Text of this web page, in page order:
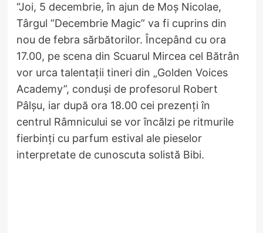
“Joi, 5 decembrie, în ajun de Moș Nicolae,
Târgul ”Decembrie Magic” va fi cuprins din
nou de febra sărbătorilor. Începând cu ora
17.00, pe scena din Scuarul Mircea cel Bătrân
vor urca talentații tineri din „Golden Voices
Academy”, conduși de profesorul Robert
Pâlșu, iar după ora 18.00 cei prezenți în
centrul Râmnicului se vor încălzi pe ritmurile
fierbinți cu parfum estival ale pieselor
interpretate de cunoscuta solistă Bibi.